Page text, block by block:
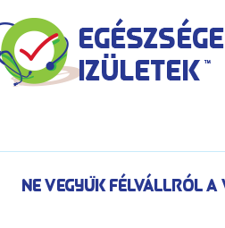
Ne vegyük félvállról